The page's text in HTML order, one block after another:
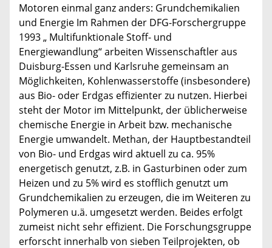
Motoren einmal ganz anders: Grundchemikalien
und Energie Im Rahmen der DFG-Forschergruppe
1993 „ Multifunktionale Stoff- und
Energiewandlung“ arbeiten Wissenschaftler aus
Duisburg-Essen und Karlsruhe gemeinsam an
Möglichkeiten, Kohlenwasserstoffe (insbesondere)
aus Bio- oder Erdgas effizienter zu nutzen. Hierbei
steht der Motor im Mittelpunkt, der üblicherweise
chemische Energie in Arbeit bzw. mechanische
Energie umwandelt. Methan, der Hauptbestandteil
von Bio- und Erdgas wird aktuell zu ca. 95%
energetisch genutzt, z.B. in Gasturbinen oder zum
Heizen und zu 5% wird es stofflich genutzt um
Grundchemikalien zu erzeugen, die im Weiteren zu
Polymeren u.ä. umgesetzt werden. Beides erfolgt
zumeist nicht sehr effizient. Die Forschungsgruppe
erforscht innerhalb von sieben Teilprojekten, ob